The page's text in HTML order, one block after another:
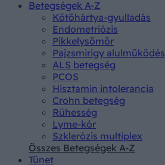
Betegségek A-Z
Kötőhártya-gyulladás
Endometriózis
Pikkelysömör
Pajzsmirigy alulműködés
ALS betegség
PCOS
Hisztamin intolerancia
Crohn betegség
Rühesség
Lyme-kór
Szklerózis multiplex
Összes Betegségek A-Z
Tünet